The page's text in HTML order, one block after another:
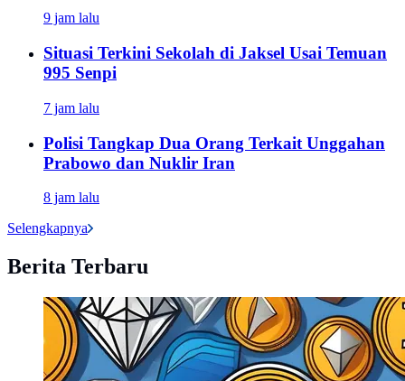
9 jam lalu
Situasi Terkini Sekolah di Jaksel Usai Temuan
995 Senpi
7 jam lalu
Polisi Tangkap Dua Orang Terkait Unggahan
Prabowo dan Nuklir Iran
8 jam lalu
Selengkapnya
Berita Terbaru